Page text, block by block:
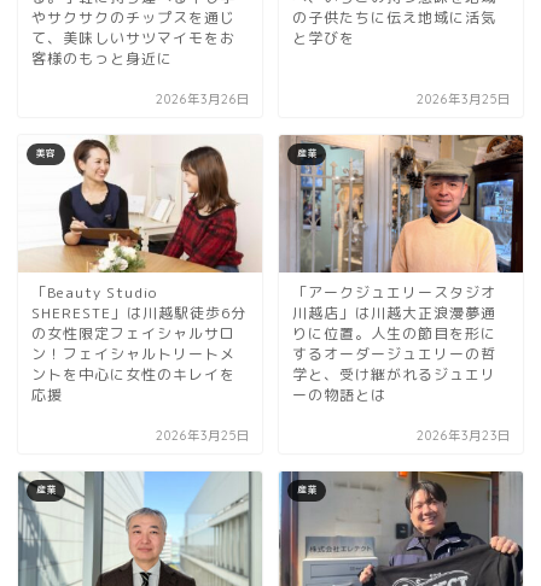
やサクサクのチップスを通じ
て、美味しいサツマイモをお
客様のもっと身近に
2026年3月26日
の子供たちに伝え地域に活気
と学びを
2026年3月25日
美容
「Beauty Studio
SHERESTE」は川越駅徒歩6分
の女性限定フェイシャルサロ
ン！フェイシャルトリートメ
ントを中心に女性のキレイを
応援
2026年3月25日
産業
「アークジュエリースタジオ
川越店」は川越大正浪漫夢通
りに位置。人生の節目を形に
するオーダージュエリーの哲
学と、受け継がれるジュエリ
ーの物語とは
2026年3月23日
産業 産業